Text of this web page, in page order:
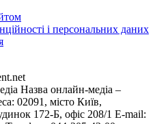
і персональних даних
Назва онлайн-медіа –
02091, місто Київ,
172-Б, офіс 208/1 E-mail: